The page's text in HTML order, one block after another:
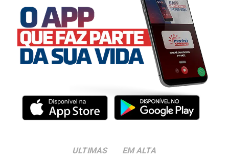
ULTIMAS EM ALTA